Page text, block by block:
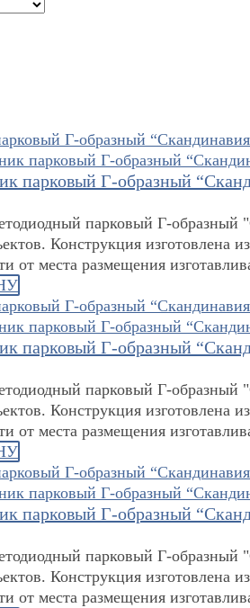
парковый Г-образный
парковый Г-образный
Конструкция изготовлена
от места размещения
парковый Г-образный
парковый Г-образный
Конструкция изготовлена
от места размещения
парковый Г-образный
парковый Г-образный
Конструкция изготовлена
от места размещения